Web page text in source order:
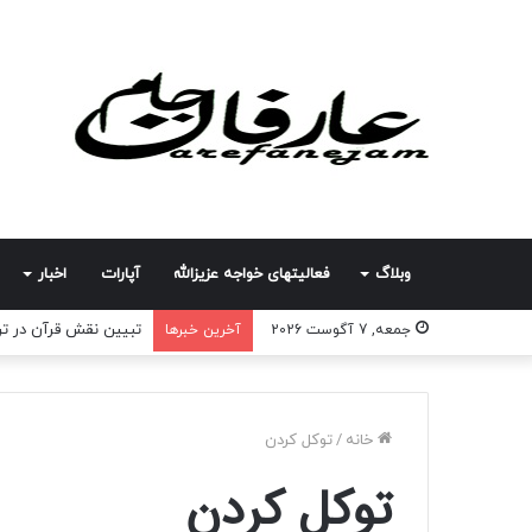
وبلاگ فعالیتهای خواجه عزیزالله آپارات اخبار
جمعه, 7 آگوست 2026 آخرین خبرها حضور مولانا درشته
خانه /توکل کردن
توکل کردن